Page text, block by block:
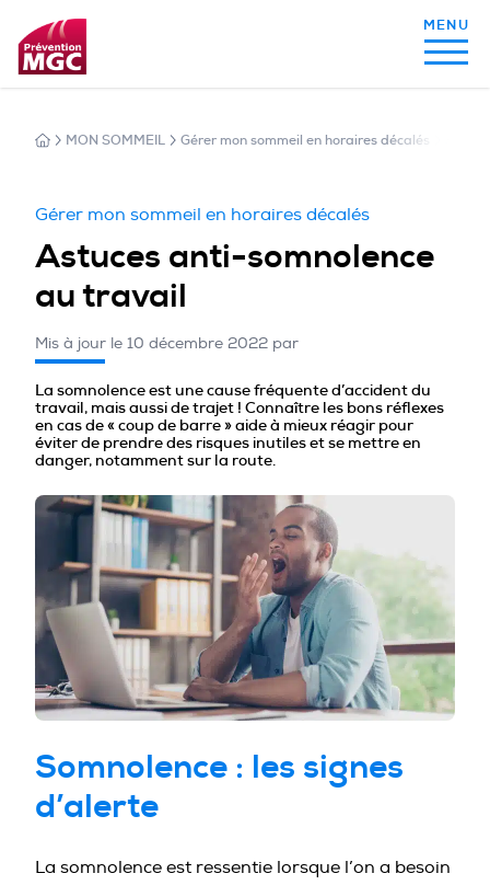
MON ALIMENTATION
MA SANTÉ AU QUOTIDIEN
PROFESSIONNELS DE LA PRÉVENTION
MON SOMMEIL Gérer mon sommeil en horaires décalés
Gérer mon sommeil en horaires décalés
Astuces anti-somnolence
au travail
Mis à jour le 10 décembre 2022 par
La somnolence est une cause fréquente d’accident du
travail, mais aussi de trajet ! Connaître les bons réflexes
en cas de « coup de barre » aide à mieux réagir pour
éviter de prendre des risques inutiles et se mettre en
danger, notamment sur la route.
Somnolence : les signes
d’alerte
La somnolence est ressentie lorsque l’on a besoin